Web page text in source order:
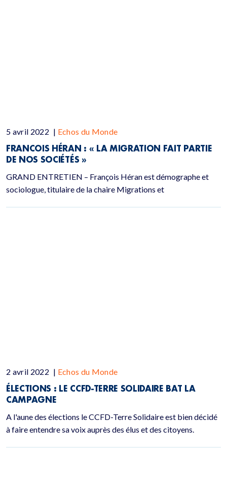
5 avril 2022 | Echos du Monde
FRANCOIS HÉRAN : « LA MIGRATION FAIT PARTIE
DE NOS SOCIÉTÉS »
GRAND ENTRETIEN – François Héran est démographe et
sociologue, titulaire de la chaire Migrations et
2 avril 2022 | Echos du Monde
ÉLECTIONS : LE CCFD-TERRE SOLIDAIRE BAT LA
CAMPAGNE
A l'aune des élections le CCFD-Terre Solidaire est bien décidé
à faire entendre sa voix auprès des élus et des citoyens.